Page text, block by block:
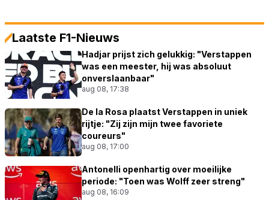
Laatste F1-Nieuws
Hadjar prijst zich gelukkig: "Verstappen
was een meester, hij was absoluut
onverslaanbaar"
aug 08, 17:38
De la Rosa plaatst Verstappen in uniek
rijtje: "Zij zijn mijn twee favoriete
coureurs"
aug 08, 17:00
Antonelli openhartig over moeilijke
periode: "Toen was Wolff zeer streng"
aug 08, 16:09